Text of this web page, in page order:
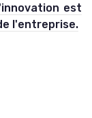
est
l'entreprise.